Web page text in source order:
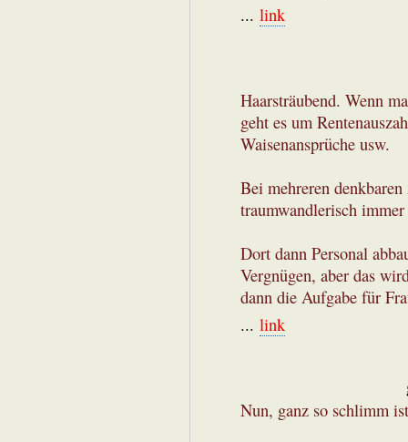
... link
Haarsträubend. Wenn
geht es um
Waisenansprüche usw.
Bei mehreren
traumwandlerisch
Dort dann Personal
Vergnügen, aber das
dann die Aufgabe für
... link
Nun, ganz so schlimm